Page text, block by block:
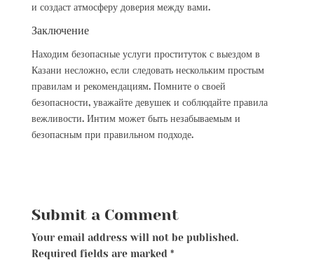
и создаст атмосферу доверия между вами.
Заключение
Находим безопасные услуги проституток с выездом в
Казани несложно, если следовать нескольким простым
правилам и рекомендациям. Помните о своей
безопасности, уважайте девушек и соблюдайте правила
вежливости. Интим может быть незабываемым и
безопасным при правильном подходе.
Submit a Comment
Your email address will not be published.
Required fields are marked *